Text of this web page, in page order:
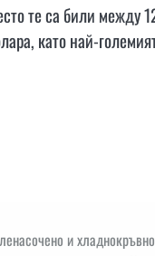
те са били между
като най-
и